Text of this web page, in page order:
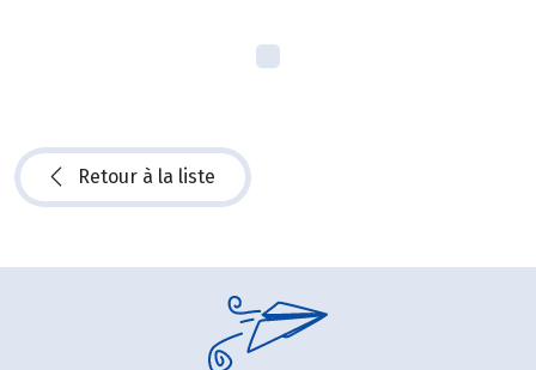
Retour à la liste